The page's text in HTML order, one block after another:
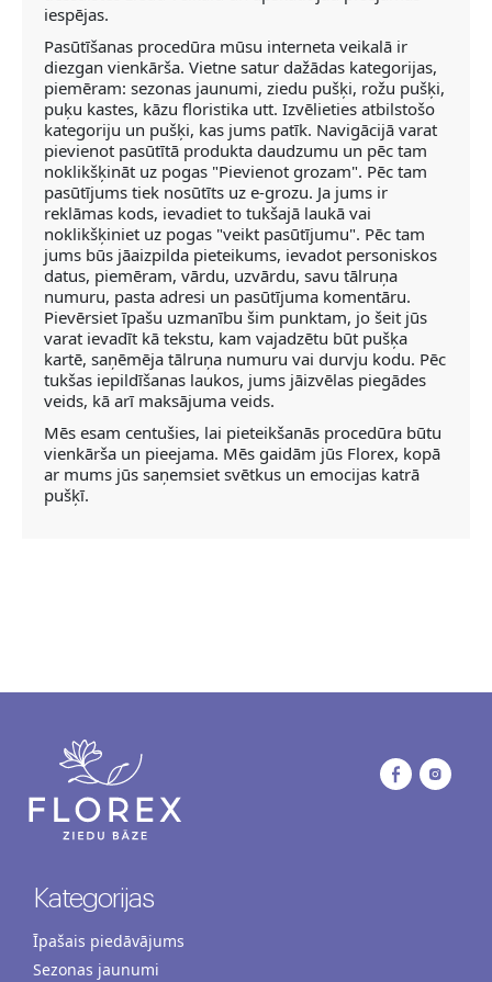
iespējas.
Pasūtīšanas procedūra mūsu interneta veikalā ir
diezgan vienkārša. Vietne satur dažādas kategorijas,
piemēram: sezonas jaunumi, ziedu pušķi, rožu pušķi,
puķu kastes, kāzu floristika utt. Izvēlieties atbilstošo
kategoriju un pušķi, kas jums patīk. Navigācijā varat
pievienot pasūtītā produkta daudzumu un pēc tam
noklikšķināt uz pogas "Pievienot grozam". Pēc tam
pasūtījums tiek nosūtīts uz e-grozu. Ja jums ir
reklāmas kods, ievadiet to tukšajā laukā vai
noklikšķiniet uz pogas "veikt pasūtījumu". Pēc tam
jums būs jāaizpilda pieteikums, ievadot personiskos
datus, piemēram, vārdu, uzvārdu, savu tālruņa
numuru, pasta adresi un pasūtījuma komentāru.
Pievērsiet īpašu uzmanību šim punktam, jo šeit jūs
varat ievadīt kā tekstu, kam vajadzētu būt pušķa
kartē, saņēmēja tālruņa numuru vai durvju kodu. Pēc
tukšas iepildīšanas laukos, jums jāizvēlas piegādes
veids, kā arī maksājuma veids.
Mēs esam centušies, lai pieteikšanās procedūra būtu
vienkārša un pieejama. Mēs gaidām jūs Florex, kopā
ar mums jūs saņemsiet svētkus un emocijas katrā
pušķī.
Kategorijas
Īpašais piedāvājums
Sezonas jaunumi